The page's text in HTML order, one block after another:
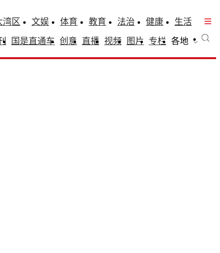
湾区 文娱 体育 教育 法治 健康
生活
国是直通车 创意 直播 视频 图片 专栏 各地